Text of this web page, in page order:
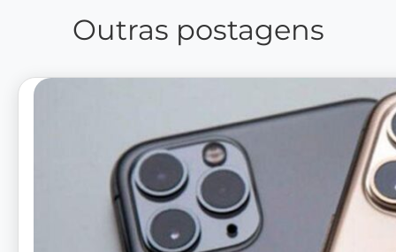
Outras postagens